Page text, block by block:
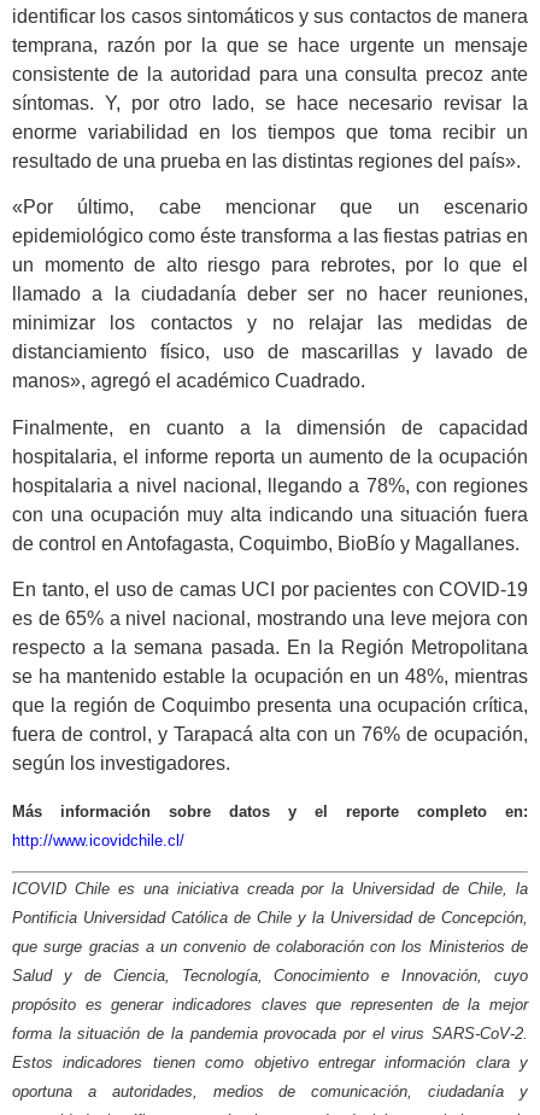
identificar los casos sintomáticos y sus contactos de manera
temprana, razón por la que se hace urgente un mensaje
consistente de la autoridad para una consulta precoz ante
síntomas. Y, por otro lado, se hace necesario revisar la
enorme variabilidad en los tiempos que toma recibir un
resultado de una prueba en las distintas regiones del país».
«Por último, cabe mencionar que un escenario
epidemiológico como éste transforma a las fiestas patrias en
un momento de alto riesgo para rebrotes, por lo que el
llamado a la ciudadanía deber ser no hacer reuniones,
minimizar los contactos y no relajar las medidas de
distanciamiento físico, uso de mascarillas y lavado de
manos», agregó el académico Cuadrado.
Finalmente, en cuanto a la dimensión de capacidad
hospitalaria, el informe reporta un aumento de la ocupación
hospitalaria a nivel nacional, llegando a 78%, con regiones
con una ocupación muy alta indicando una situación fuera
de control en Antofagasta, Coquimbo, BioBío y Magallanes.
En tanto, el uso de camas UCI por pacientes con COVID-19
es de 65% a nivel nacional, mostrando una leve mejora con
respecto a la semana pasada. En la Región Metropolitana
se ha mantenido estable la ocupación en un 48%, mientras
que la región de Coquimbo presenta una ocupación crítica,
fuera de control, y Tarapacá alta con un 76% de ocupación,
según los investigadores.
Más información sobre datos y el reporte completo en:
http://www.icovidchile.cl/
ICOVID Chile es una iniciativa creada por la Universidad de Chile, la
Pontificia Universidad Católica de Chile y la Universidad de Concepción,
que surge gracias a un convenio de colaboración con los Ministerios de
Salud y de Ciencia, Tecnología, Conocimiento e Innovación, cuyo
propósito es generar indicadores claves que representen de la mejor
forma la situación de la pandemia provocada por el virus SARS-CoV-2.
Estos indicadores tienen como objetivo entregar información clara y
oportuna a autoridades, medios de comunicación, ciudadanía y